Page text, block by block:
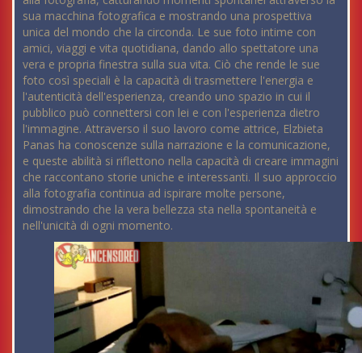
sua macchina fotografica e mostrando una prospettiva
unica del mondo che la circonda. Le sue foto intime con
amici, viaggi e vita quotidiana, dando allo spettatore una
vera e propria finestra sulla sua vita. Ciò che rende le sue
foto così speciali è la capacità di trasmettere l'energia e
l'autenticità dell'esperienza, creando uno spazio in cui il
pubblico può connettersi con lei e con l'esperienza dietro
l'immagine. Attraverso il suo lavoro come attrice, Elzbieta
Panas ha conoscenze sulla narrazione e la comunicazione,
e queste abilità si riflettono nella capacità di creare immagini
che raccontano storie uniche e interessanti. Il suo approccio
alla fotografia continua ad ispirare molte persone,
dimostrando che la vera bellezza sta nella spontaneità e
nell'unicità di ogni momento.